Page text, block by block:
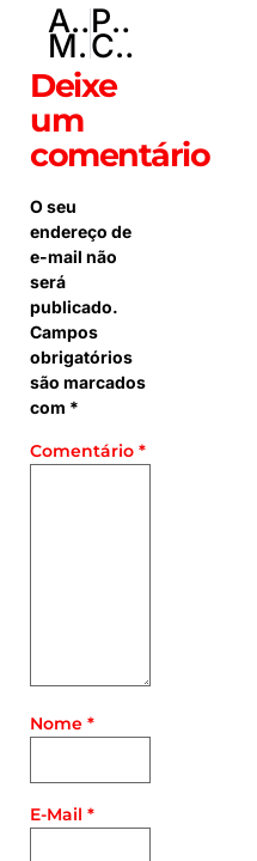
ANTERIOR
Motociclista sofre traumatismo craniano grave após atingir cavalo na Rota do Cavalo, em Sobradinho
PRÓXIMO
Carro colide contra poste na L4 Norte e mobiliza equipes do Corpo de Bombeiros
Deixe
um
comentário
O seu
endereço de
e-mail não
será
publicado.
Campos
obrigatórios
são marcados
com *
Comentário *
Nome *
E-Mail *